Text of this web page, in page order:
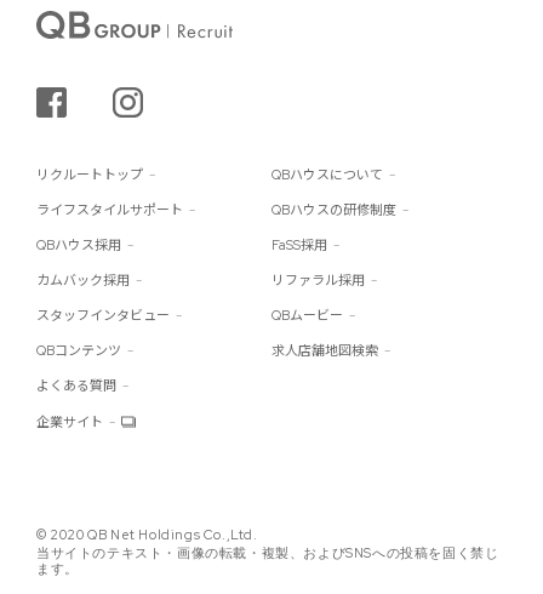
シェアする
リクルートトップ QBハウスについて
ライフスタイルサポート QBハウスの研修制度
QBハウス採用 FaSS採用
カムバック採用 リファラル採用
スタッフインタビュー QBムービー
QBコンテンツ 求人店舗地図検索
よくある質問
企業サイト
© 2020 QB Net Holdings Co.,Ltd.
当サイトのテキスト・画像の転載・複製、およびSNSへの投稿を固く禁じ
ます。